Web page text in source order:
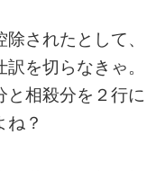
されたとして、
を切らなきゃ。
と相殺分を２行に
？